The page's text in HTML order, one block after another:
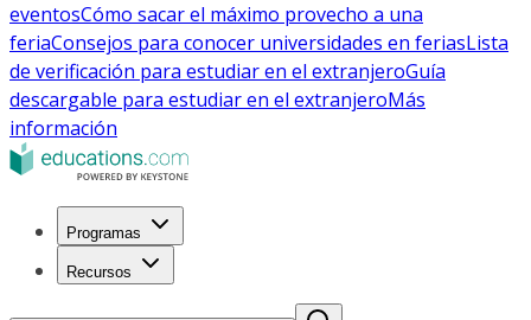
eventosCómo sacar el máximo provecho a una
feriaConsejos para conocer universidades en feriasLista
de verificación para estudiar en el extranjeroGuía
descargable para estudiar en el extranjeroMás
información
Programas
Recursos